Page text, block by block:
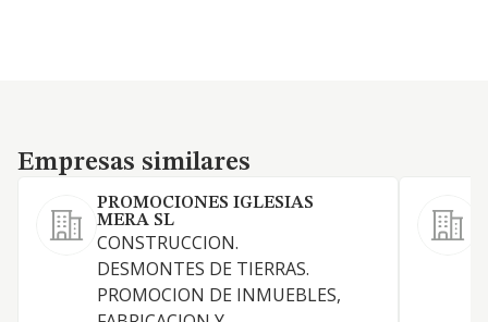
Empresas similares
Empresas similares
PROMOCIONES IGLESIAS
MERA SL
CONSTRUCCION.
DESMONTES DE TIERRAS.
PROMOCION DE INMUEBLES,